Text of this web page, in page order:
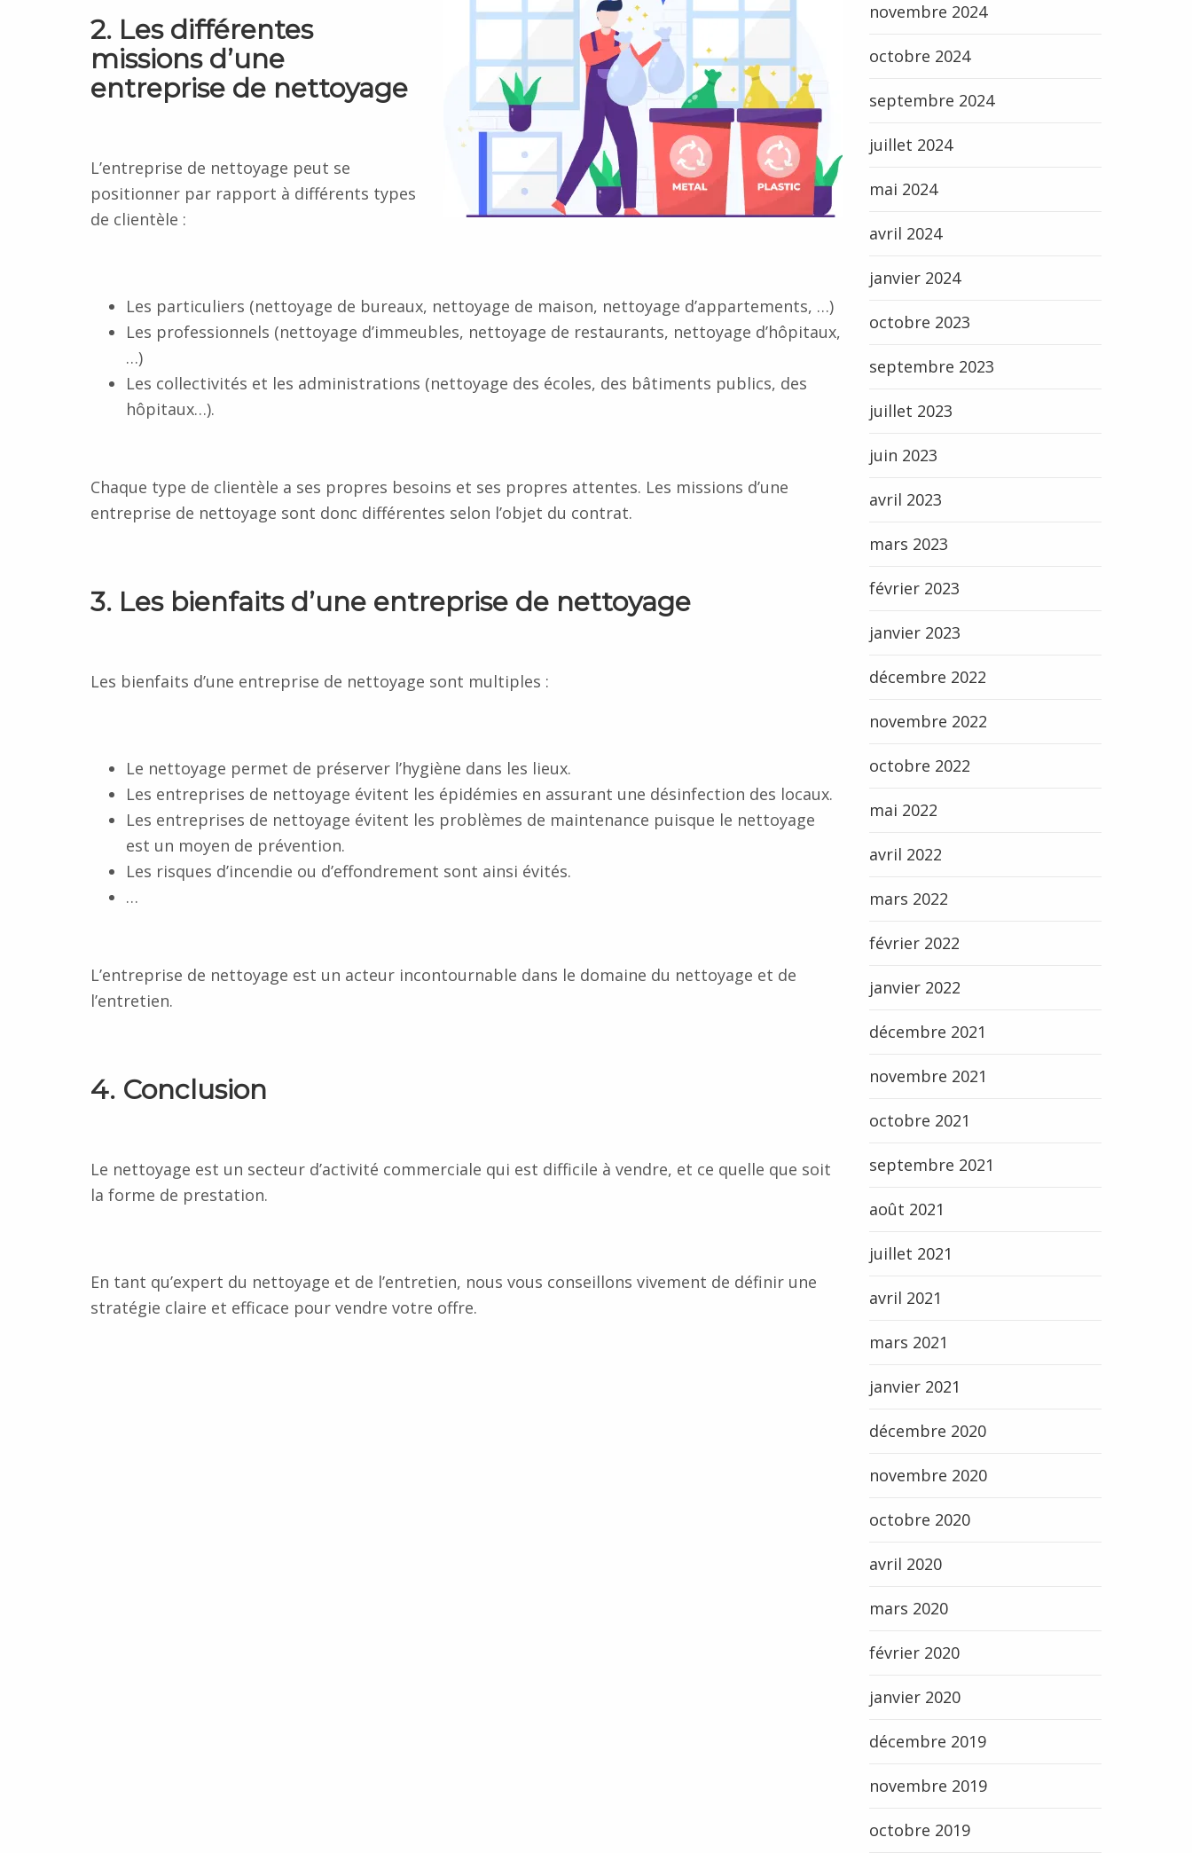
2. Les différentes
missions d’une
entreprise de nettoyage
L’entreprise de nettoyage peut se
positionner par rapport à différents types
de clientèle :
Les particuliers (nettoyage de bureaux, nettoyage de maison, nettoyage d’appartements, …)
Les professionnels (nettoyage d’immeubles, nettoyage de restaurants, nettoyage d’hôpitaux,
…)
Les collectivités et les administrations (nettoyage des écoles, des bâtiments publics, des
hôpitaux…).
Chaque type de clientèle a ses propres besoins et ses propres attentes. Les missions d’une
entreprise de nettoyage sont donc différentes selon l’objet du contrat.
3. Les bienfaits d’une entreprise de nettoyage
Les bienfaits d’une entreprise de nettoyage sont multiples :
Le nettoyage permet de préserver l’hygiène dans les lieux.
Les entreprises de nettoyage évitent les épidémies en assurant une désinfection des locaux.
Les entreprises de nettoyage évitent les problèmes de maintenance puisque le nettoyage
est un moyen de prévention.
Les risques d’incendie ou d’effondrement sont ainsi évités.
…
L’entreprise de nettoyage est un acteur incontournable dans le domaine du nettoyage et de
l’entretien.
4. Conclusion
Le nettoyage est un secteur d’activité commerciale qui est difficile à vendre, et ce quelle que soit
la forme de prestation.
En tant qu’expert du nettoyage et de l’entretien, nous vous conseillons vivement de définir une
stratégie claire et efficace pour vendre votre offre.
novembre 2024
octobre 2024
septembre 2024
juillet 2024
mai 2024
avril 2024
janvier 2024
octobre 2023
septembre 2023
juillet 2023
juin 2023
avril 2023
mars 2023
février 2023
janvier 2023
décembre 2022
novembre 2022
octobre 2022
mai 2022
avril 2022
mars 2022
février 2022
janvier 2022
décembre 2021
novembre 2021
octobre 2021
septembre 2021
août 2021
juillet 2021
avril 2021
mars 2021
janvier 2021
décembre 2020
novembre 2020
octobre 2020
avril 2020
mars 2020
février 2020
janvier 2020
décembre 2019
novembre 2019
octobre 2019